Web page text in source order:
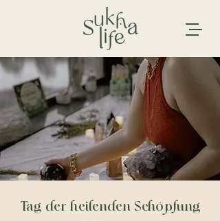
Tag der heilenden Schöpfung